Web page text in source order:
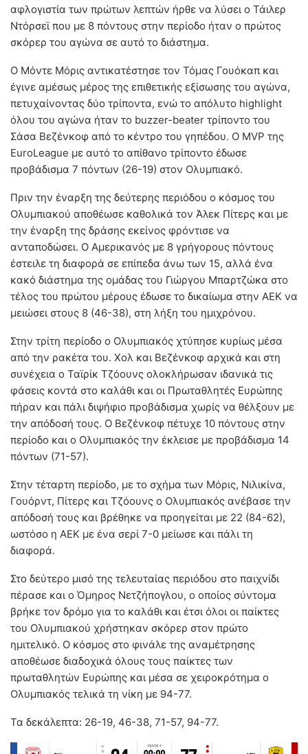
αφλογιστία των πρώτων λεπτών ήρθε να λύσει ο Τάιλερ
Ντόρσεϊ που με 8 πόντους στην περίοδο ήταν ο πρώτος
σκόρερ του αγώνα σε αυτό το διάστημα.
Ο Μόντε Μόρις αντικατέστησε τον Τόμας Γουόκαπ και
έγινε αμέσως μέρος της επιθετικής εξίσωσης του αγώνα,
πετυχαίνοντας δύο τρίποντα, ενώ το απόλυτο highlight
όλου του αγώνα ήταν το buzzer-beater τρίποντο του
Σάσα Βεζένκοφ από το κέντρο του γηπέδου. O MVP της
EuroLeague με αυτό το απίθανο τρίποντο έδωσε
προβάδισμα 7 πόντων (26-19) στον Ολυμπιακό.
Πριν την έναρξη της δεύτερης περιόδου ο κόσμος του
Ολυμπιακού αποθέωσε καθολικά τον Άλεκ Πίτερς και με
την έναρξη της δράσης εκείνος φρόντισε να
ανταποδώσει. Ο Αμερικανός με 8 γρήγορους πόντους
έστειλε τη διαφορά σε επίπεδα άνω των 15, αλλά ένα
κακό διάστημα της ομάδας του Γιώργου Μπαρτζώκα στο
τέλος του πρώτου μέρους έδωσε το δικαίωμα στην ΑΕΚ να
μειώσει στους 8 (46-38), στη λήξη του ημιχρόνου.
Στην τρίτη περίοδο ο Ολυμπιακός χτύπησε κυρίως μέσα
από την ρακέτα του. Χολ και Βεζένκοφ αρχικά και στη
συνέχεια ο Ταϊρίκ Τζόουνς ολοκλήρωσαν ιδανικά τις
φάσεις κοντά στο καλάθι και οι Πρωταθλητές Ευρώπης
πήραν και πάλι διψήφιο προβάδισμα χωρίς να θέλξουν με
την απόδοσή τους. Ο Βεζένκοφ πέτυχε 10 πόντους στην
περίοδο και ο Ολυμπιακός την έκλεισε με προβάδισμα 14
πόντων (71-57).
Στην τέταρτη περίοδο, με το σχήμα των Μόρις, Νιλικίνα,
Γουόρντ, Πίτερς και Τζόουνς ο Ολυμπιακός ανέβασε την
απόδοσή τους και βρέθηκε να προηγείται με 22 (84-62),
ωστόσο η ΑΕΚ με ένα σερί 7-0 μείωσε και πάλι τη
διαφορά.
Στο δεύτερο μισό της τελευταίας περιόδου στο παιχνίδι
πέρασε και ο Όμηρος Νετζήπογλου, ο οποίος σύντομα
βρήκε τον δρόμο για το καλάθι και έτσι όλοι οι παίκτες
του Ολυμπιακού χρήστηκαν σκόρερ στον πρώτο
ημιτελικό. Ο κόσμος στο φινάλε της αναμέτρησης
αποθέωσε διαδοχικά όλους τους παίκτες των
πρωταθλητών Ευρώπης και μέσα σε χειροκρότημα ο
Ολυμπιακός τελικά τη νίκη με 94-77.
Τα δεκάλεπτα: 26-19, 46-38, 71-57, 94-77.